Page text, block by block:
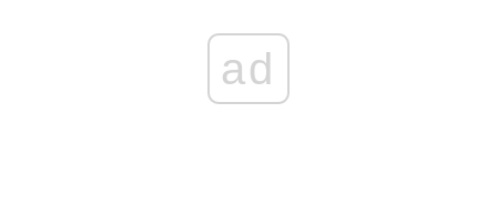
ad